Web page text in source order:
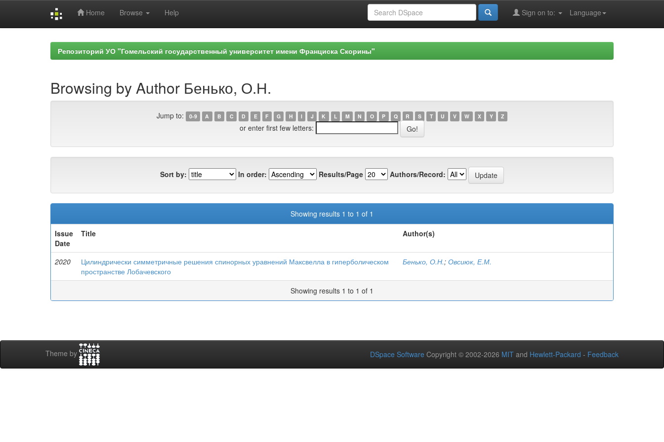
Home Browse Help Language
Sign on to:
Репозиторий УО "Гомельский государственный университет имени Франциска Скорины"
Browsing by Author Бенько, О.Н.
Jump to: 0-9 A B C D E F G H I J K L M N O P Q R S T U V W X Y Z
or enter first few letters:
Sort by: In order: Results/Page Authors/Record:
Showing results 1 to 1 of 1
Issue
Date
Title Author(s)
2020
Цилиндрически симметричные решения спинорных уравнений Максвелла в гиперболическом
пространстве Лобачевского
Бенько, О.Н.; Овсиюк, Е.М.
Showing results 1 to 1 of 1
Theme by DSpace Software Copyright © 2002-2026 MIT and Hewlett-Packard - Feedback